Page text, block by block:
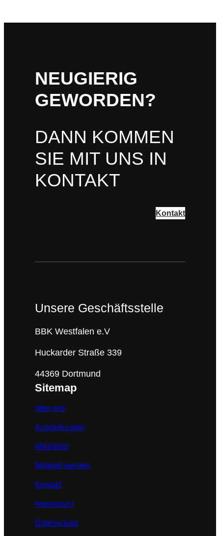
NEUGIERIG
GEWORDEN?
DANN KOMMEN
SIE MIT UNS IN
KONTAKT
Kontakt
Unsere Geschäftsstelle
BBK Westfalen e.V
Huckarder Straße 339
44369 Dortmund
Sitemap
über uns
Ausstellungen
Mitglieder
Mitglied werden
Kontakt
Impressum
Datenschutz